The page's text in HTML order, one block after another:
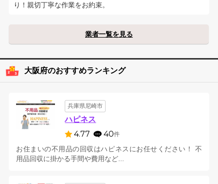
り！親切丁寧な作業をお約束。
業者一覧を見る
大阪府のおすすめランキング
兵庫県尼崎市
ハピネス
4.77 40件
お住まいの不用品の回収はハピネスにお任せください！ 不
用品回収に掛かる手間や費用など...